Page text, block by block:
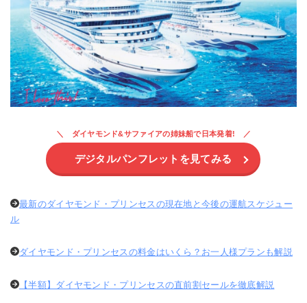
ダイヤモンド&サファイアの姉妹船で日本発着!
デジタルパンフレットを見てみる
最新のダイヤモンド・プリンセスの現在地と今後の運航スケジュー
ル
ダイヤモンド・プリンセスの料金はいくら？お一人様プランも解説
【半額】ダイヤモンド・プリンセスの直前割セールを徹底解説